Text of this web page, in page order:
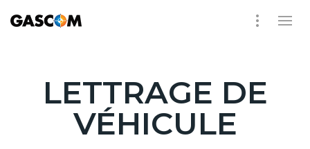
LETTRAGE DE
VÉHICULE